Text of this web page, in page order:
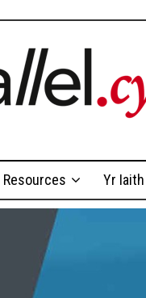
Resources Yr Iaith